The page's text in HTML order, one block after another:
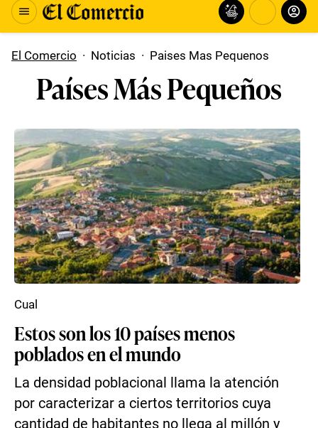
El Comercio · Noticias · Paises Mas Pequenos
Países Más Pequeños
Estos son los 10 países menos
poblados en el mundo
La densidad poblacional llama la atención
por caracterizar a ciertos territorios cuya
cantidad de habitantes no llega al millón y
Cual